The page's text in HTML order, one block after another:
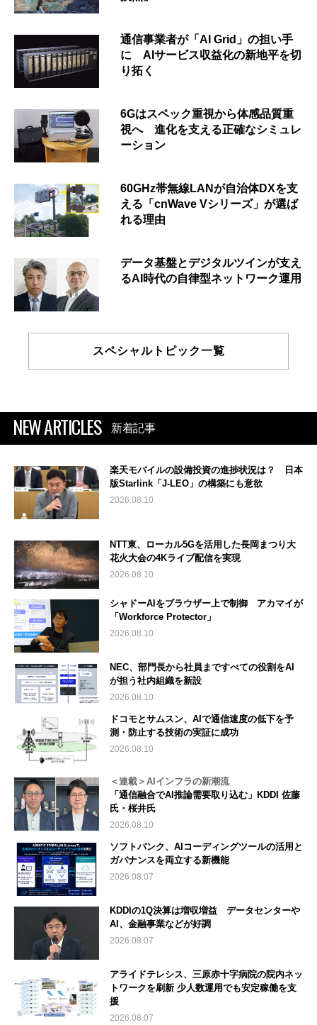
通信事業者が「AI Grid」の担い手
に AIサービス収益化の新地平を切
り拓く
6Gはスペック重視から体感品質重
視へ 進化を支える正確なシミュレ
ーション
60GHz帯無線LANが自治体DXを支
える「cnWave Vシリーズ」が選ば
れる理由
データ基盤とデジタルツインが支え
るAI時代の自律型ネットワーク運用
スペシャルトピック一覧
NEW ARTICLES 新着記事
楽天モバイルの設備投資の進捗状況は？ 日本
版Starlink「J-LEO」の構築にも意欲
2026.08.10
NTT東、ローカル5Gを活用した長岡まつり大
花火大会の4Kライブ配信を実現
2026.08.10
シャドーAIをブラウザー上で制御 アカマイが
「Workforce Protector」
2026.08.10
NEC、部門長から社員まですべての役割をAI
が担う社内組織を新設
2026.08.10
ドコモとサムスン、AIで通信速度の低下を予
測・防止する技術の実証に成功
2026.08.10
＜連載＞AIインフラの新潮流
「通信融合でAI推論需要取り込む」KDDI 佐藤
氏・桜井氏
2026.08.10
ソフトバンク、AIコーディングツールの活用と
ガバナンスを両立する新機能
2026.08.07
KDDIの1Q決算は増収増益 データセンターや
AI、金融事業などが好調
2026.08.07
アライドテレシス、三原赤十字病院の院内ネッ
トワークを刷新 少人数運用でも安定稼働を支
援
2026.08.07